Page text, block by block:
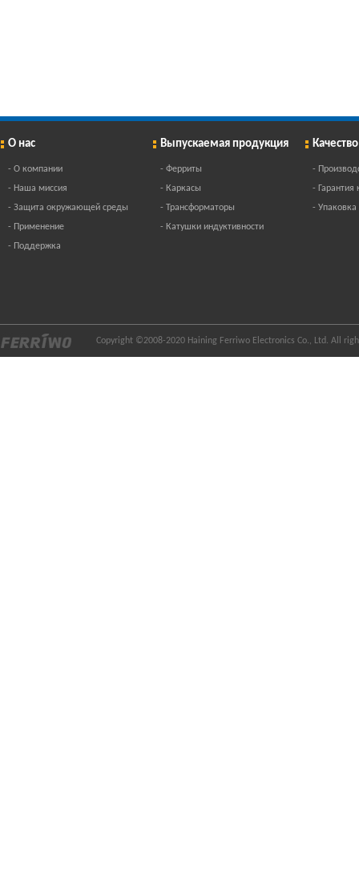
О нас Выпускаемая продукция Качество
- О компании
- Наша миссия
- Защита окружающей среды
- Применение
- Поддержка
- Ферриты
- Каркасы
- Трансформаторы
- Катушки индуктивности
-
- Гарантия
- Упаковка
Copyright ©2008-2020 Haining Ferriwo Electronics Co., Ltd. All